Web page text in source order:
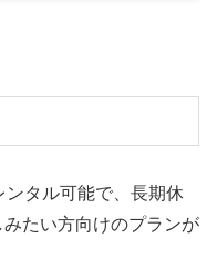
タル可能で、長期休
たい方向けのプランが